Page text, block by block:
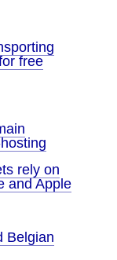
free
rely on
and Apple
Belgian